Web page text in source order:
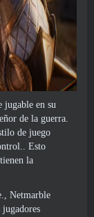
jugable en su
de la guerra.
de juego
Esto
la
Netmarble